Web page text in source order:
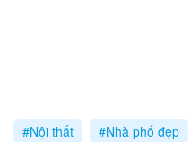
#Nội thất #Nhà phố đẹp